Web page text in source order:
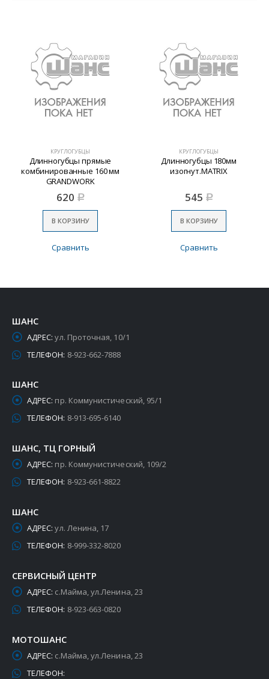
КРУГЛОГУБЦЫ
Длинногубцы прямые
комбинированные 160 мм
GRANDWORK
620 Р
В КОРЗИНУ
Сравнить
КРУГЛОГУБЦЫ
Длинногубцы 180мм
изогнут.MATRIX
545 Р
В КОРЗИНУ
Сравнить
ШАНС
АДРЕС: ул. Проточная, 10/1
ТЕЛЕФОН: 8-923-662-7888
ШАНС
АДРЕС: пр. Коммунистический, 95/1
ТЕЛЕФОН: 8-913-695-6140
ШАНС, ТЦ ГОРНЫЙ
АДРЕС: пр. Коммунистический, 109/2
ТЕЛЕФОН: 8-923-661-8822
ШАНС
АДРЕС: ул. Ленина, 17
ТЕЛЕФОН: 8-999-332-8020
СЕРВИСНЫЙ ЦЕНТР
АДРЕС: с.Майма, ул.Ленина, 23
ТЕЛЕФОН: 8-923-663-0820
МОТОШАНС
АДРЕС: с.Майма, ул.Ленина, 23
ТЕЛЕФОН: